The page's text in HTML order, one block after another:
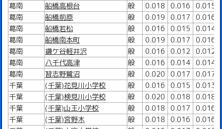
葛南
船橋高根台 般 0.018 0.016 0.015
葛南
船橋前原 般 0.019 0.017 0.016
葛南
船橋若松 般 0.016 0.015 0.014
葛南
船橋南本町 般 0.019 0.017 0.016
葛南
鎌ケ谷軽井沢 般 0.016 0.012 0.012
葛南
八千代高津 般 0.016 0.014 0.014
葛南
習志野鷺沼 般 0.020 0.017 0.017
千葉
(千葉)花見川小学校 般 0.016 0.015 0.013
千葉
(千葉)検見川小学校 般 0.020 0.018 0.018
千葉
(千葉)山王小学校 般 0.018 0.017 0.016
千葉
(千葉)宮野木 般 0.018 0.016 0.016